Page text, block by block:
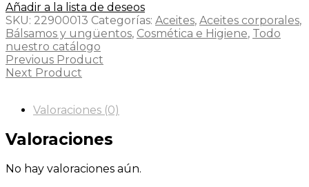
Añadir a la lista de deseos
SKU: 22900013 Categorías: Aceites, Aceites corporales,
Bálsamos y ungüentos, Cosmética e Higiene, Todo
nuestro catálogo
Previous Product
Next Product
Valoraciones (0)
Valoraciones
No hay valoraciones aún.